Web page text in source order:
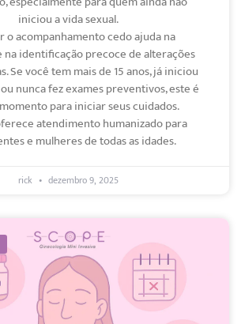
iniciou a vida sexual.
o acompanhamento cedo ajuda na
na identificação precoce de alterações
Se você tem mais de 15 anos, já iniciou
nunca fez exames preventivos, este é
para iniciar seus cuidados.
atendimento humanizado para
e mulheres de todas as idades.
rick dezembro 9, 2025